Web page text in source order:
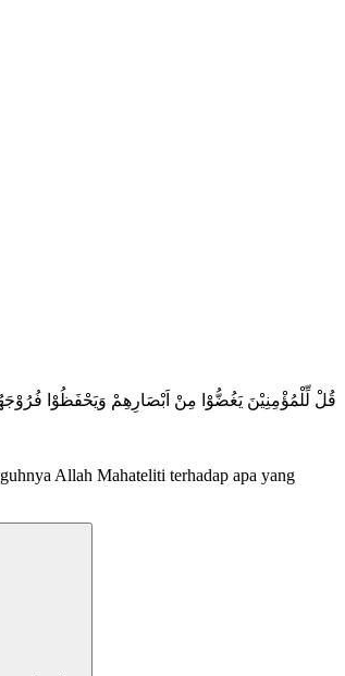
قُلْ لِّلْمُؤْمِنِيْنَ يَغُضُّوْا مِنْ اَبْصَارِهِمْ وَيَحْفَظُوْا
Allah Mahateliti terhadap apa yang